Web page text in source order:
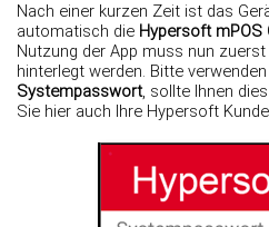
Nach einer kurzen Zeit ist das
automatisch die Hypersoft mPOS
Nutzung der App muss nun
hinterlegt werden. Bitte
Systempasswort, sollte Ihnen
Sie hier auch Ihre Hypersoft